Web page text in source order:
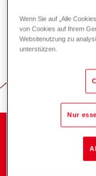
Wenn Sie auf „Alle
von Cookies auf Ihrem
Websitenutzung zu
unterstützen.
Nur